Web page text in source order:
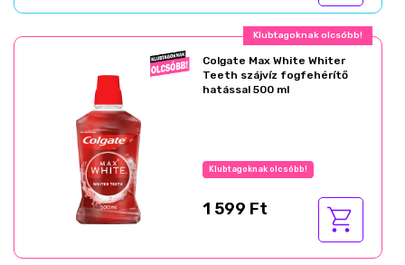
Klubtagoknak olcsóbb!
Colgate Max White Whiter
Teeth szájvíz fogfehérítő
hatással 500 ml
Klubtagoknak olcsóbb!
1 599 Ft